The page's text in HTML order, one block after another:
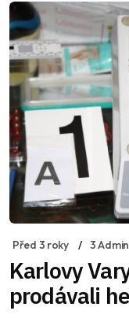
Před 3 roky 3 Admin
Karlovy
prodávali